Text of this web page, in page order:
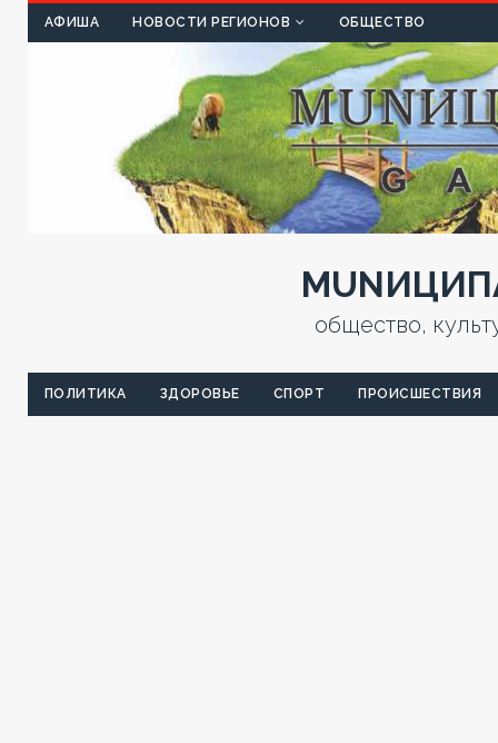
АФИША НОВОСТИ РЕГИОНОВ ОБЩЕСТВО
общество,
ПОЛИТИКА ЗДОРОВЬЕ СПОРТ ПРОИСШЕСТВИЯ